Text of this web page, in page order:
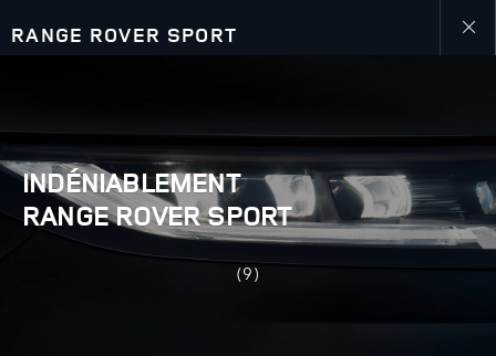
RANGE ROVER SPORT
gallery
INDÉNIABLEMENT
RANGE ROVER SPORT
(9)